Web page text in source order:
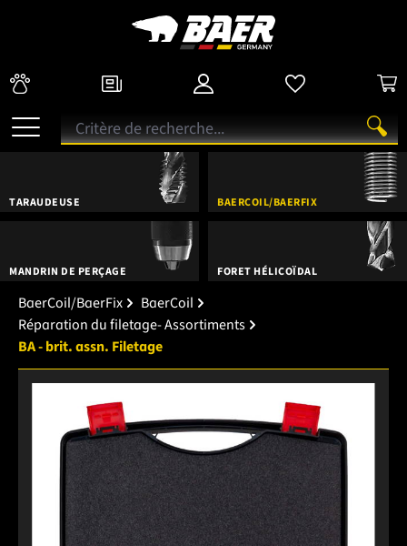
TARAUDEUSE BAERCOIL/BAERFIX
MANDRIN DE PERÇAGE FORET HÉLICOÏDAL
BaerCoil/BaerFix
BaerCoil
Réparation du filetage- Assortiments
BA - brit. assn. Filetage